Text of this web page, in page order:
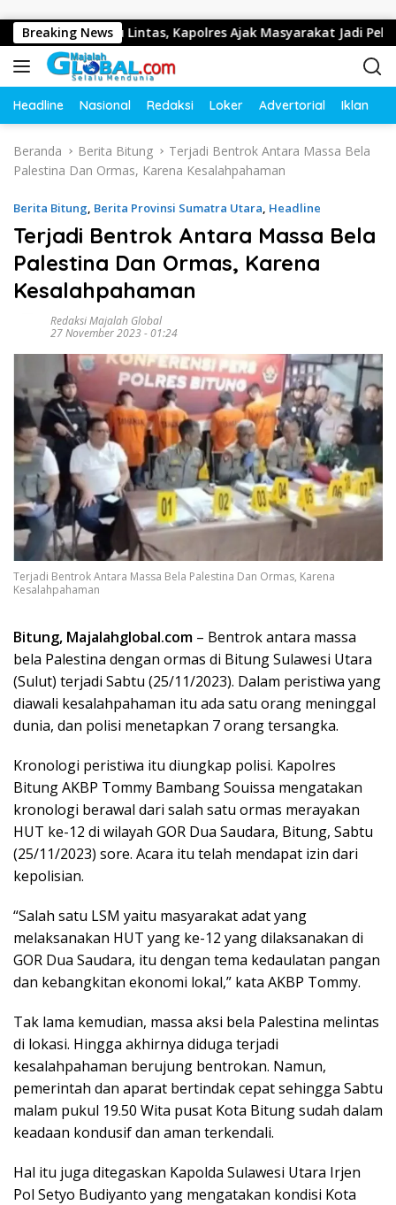
Breaking News
Lalu Lintas, Kapolres Ajak Masyarakat Jadi Pelopor
Headline Nasional Redaksi Loker Advertorial Iklan
Beranda Berita Bitung
Terjadi Bentrok Antara Massa Bela
Palestina Dan Ormas, Karena Kesalahpahaman
Berita Bitung, Berita Provinsi Sumatra Utara, Headline
Terjadi Bentrok Antara Massa Bela
Palestina Dan Ormas, Karena
Kesalahpahaman
Redaksi Majalah Global
27 November 2023 - 01:24
Terjadi Bentrok Antara Massa Bela Palestina Dan Ormas, Karena
Kesalahpahaman
Bitung, Majalahglobal.com – Bentrok antara massa
bela Palestina dengan ormas di Bitung Sulawesi Utara
(Sulut) terjadi Sabtu (25/11/2023). Dalam peristiwa yang
diawali kesalahpahaman itu ada satu orang meninggal
dunia, dan polisi menetapkan 7 orang tersangka.
Kronologi peristiwa itu diungkap polisi. Kapolres
Bitung AKBP Tommy Bambang Souissa mengatakan
kronologi berawal dari salah satu ormas merayakan
HUT ke-12 di wilayah GOR Dua Saudara, Bitung, Sabtu
(25/11/2023) sore. Acara itu telah mendapat izin dari
kepolisian.
“Salah satu LSM yaitu masyarakat adat yang
melaksanakan HUT yang ke-12 yang dilaksanakan di
GOR Dua Saudara, itu dengan tema kedaulatan pangan
dan kebangkitan ekonomi lokal,” kata AKBP Tommy.
Tak lama kemudian, massa aksi bela Palestina melintas
di lokasi. Hingga akhirnya diduga terjadi
kesalahpahaman berujung bentrokan. Namun,
pemerintah dan aparat bertindak cepat sehingga Sabtu
malam pukul 19.50 Wita pusat Kota Bitung sudah dalam
keadaan kondusif dan aman terkendali.
Hal itu juga ditegaskan Kapolda Sulawesi Utara Irjen
Pol Setyo Budiyanto yang mengatakan kondisi Kota